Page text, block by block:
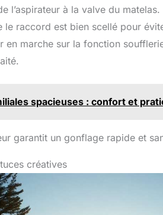
l’aspirateur à la valve du matelas.
le raccord est bien scellé pour
en marche sur la fonction
spacieuses : confort et
garantit un gonflage rapide et
créatives